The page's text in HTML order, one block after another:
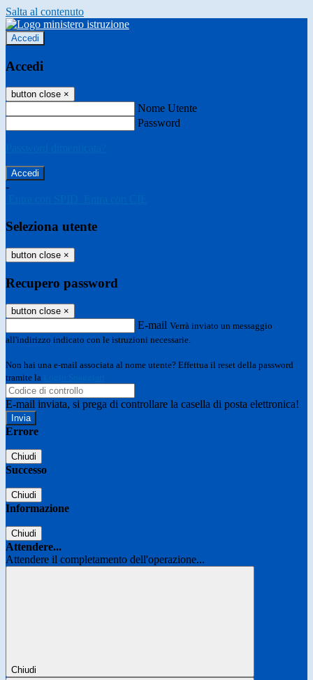
Salta al contenuto
Accedi
Accedi
button close ×
Nome Utente
Password
-
Seleziona utente
button close ×
Recupero password
button close ×
E-mail Verrà inviato un messaggio
all'indirizzo indicato con le istruzioni necessarie.
Non hai una e-mail associata al nome utente? Effettua il reset della password
tramite la
E-mail inviata, si prega di controllare la casella di posta elettronica!
Errore
Chiudi
Successo
Chiudi
Informazione
Chiudi
Attendere...
Attendere il completamento dell'operazione...
Chiudi